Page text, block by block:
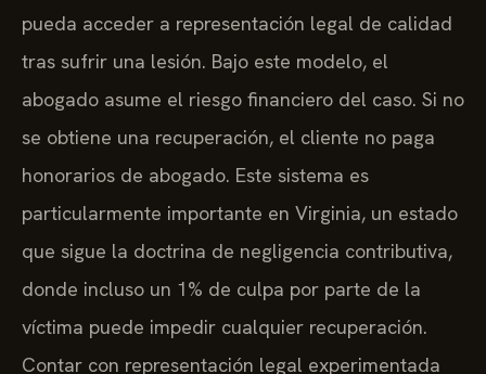
pueda acceder a representación legal de calidad
tras sufrir una lesión. Bajo este modelo, el
abogado asume el riesgo financiero del caso. Si no
se obtiene una recuperación, el cliente no paga
honorarios de abogado. Este sistema es
particularmente importante en Virginia, un estado
que sigue la doctrina de negligencia contributiva,
donde incluso un 1% de culpa por parte de la
víctima puede impedir cualquier recuperación.
Contar con representación legal experimentada